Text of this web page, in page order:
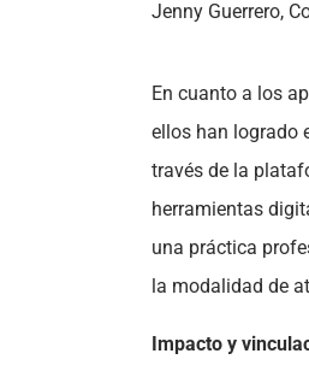
Jenny Guerrero,
En cuanto a los
ellos han logrado
través de la
herramientas
una práctica
la modalidad de
Impacto y